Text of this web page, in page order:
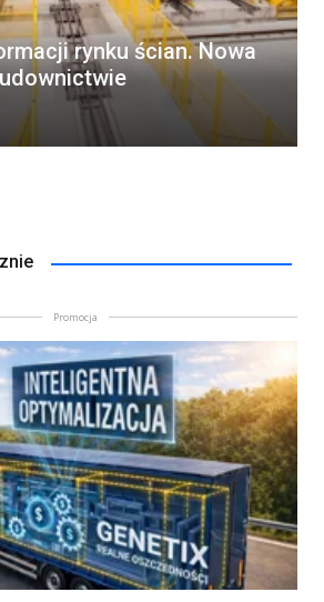
rynku ścian. Nowa
Promocja